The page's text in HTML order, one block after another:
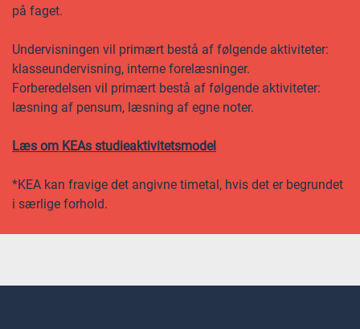
på faget.
Undervisningen vil primært bestå af følgende aktiviteter:
klasseundervisning, interne forelæsninger.
Forberedelsen vil primært bestå af følgende aktiviteter:
læsning af pensum, læsning af egne noter.
Læs om KEAs studieaktivitetsmodel
*KEA kan fravige det angivne timetal, hvis det er begrundet
i særlige forhold.